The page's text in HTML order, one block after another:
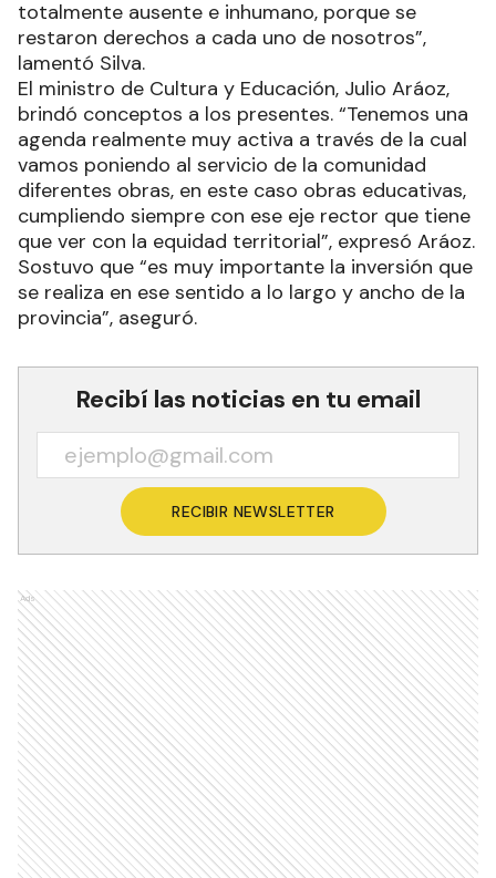
totalmente ausente e inhumano, porque se
restaron derechos a cada uno de nosotros”,
lamentó Silva.
El ministro de Cultura y Educación, Julio Aráoz,
brindó conceptos a los presentes. “Tenemos una
agenda realmente muy activa a través de la cual
vamos poniendo al servicio de la comunidad
diferentes obras, en este caso obras educativas,
cumpliendo siempre con ese eje rector que tiene
que ver con la equidad territorial”, expresó Aráoz.
Sostuvo que “es muy importante la inversión que
se realiza en ese sentido a lo largo y ancho de la
provincia”, aseguró.
Recibí las noticias en tu email
RECIBIR NEWSLETTER
Ads